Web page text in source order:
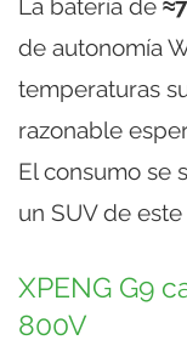
La batería de
de autonomía
temperaturas
razonable
El consumo se
un SUV de
XPENG G9
800V